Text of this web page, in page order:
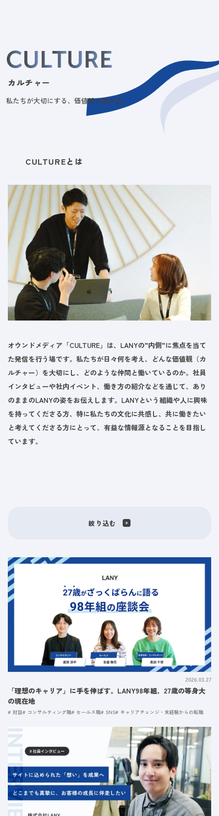
CULTURE
カルチャー
私たちが大切にする、価値観と働き方。
CULTUREとは
オウンドメディア「CULTURE」は、LANYの”内側”に焦点を当て
た発信を行う場です。私たちが日々何を考え、どんな価値観（カ
ルチャー）を大切にし、どのような仲間と働いているのか。社員
インタビューや社内イベント、働き方の紹介などを通じて、あり
のままのLANYの姿をお伝えします。LANYという組織や人に興味
を持ってくださる方、特に私たちの文化に共感し、共に働きたい
と考えてくださる方にとって、有益な情報源となることを目指し
ています。
絞り込む
2026.03.27
「理想のキャリア」に手を伸ばす。LANY98年組、27歳の等身大
の現在地
対談 コンサルティング職 セールス職 SNS キャリアチェンジ・未経験からの転職